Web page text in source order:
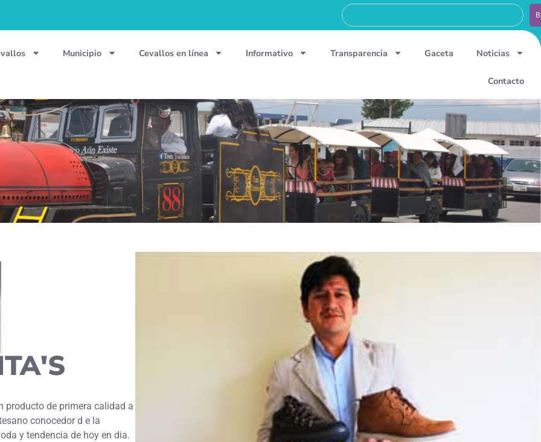
Municipio Cevallos en línea Informativo Transparencia Gaceta Noticias
Contacto
producto de primera calidad a
conocedor d e la
y tendencia de hoy en dia.